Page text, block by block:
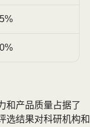
和产品质量占据了
选结果对科研机构和